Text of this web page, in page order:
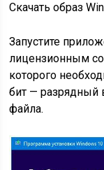
Скачать образ
Запустите
лицензионным
которого
бит — разрядный
файла.